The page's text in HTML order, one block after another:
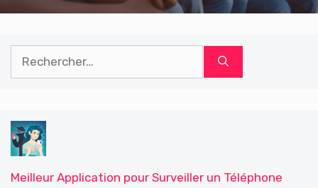
Meilleur Application pour Surveiller un Téléphone